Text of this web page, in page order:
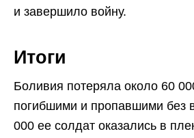
и завершило войну.
Итоги
Боливия потеряла около 60
погибшими и пропавшими без
000 ее солдат оказались в